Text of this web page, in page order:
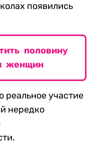
появились
половину
женщин
реальное участие
нередко